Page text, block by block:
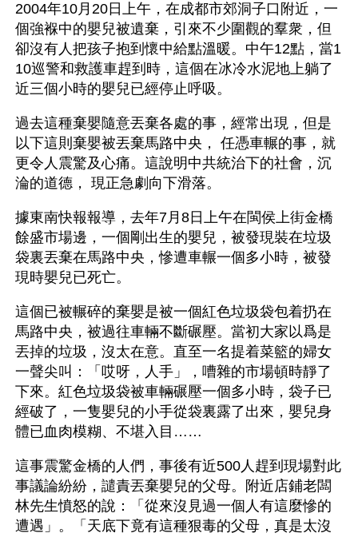
2004年10月20日上午，在成都市郊洞子口附近，一
個強褓中的嬰兒被遺棄，引來不少圍觀的羣衆，但
卻沒有人把孩子抱到懷中給點溫暖。中午12點，當1
10巡警和救護車趕到時，這個在冰冷水泥地上躺了
近三個小時的嬰兒已經停止呼吸。
過去這種棄嬰隨意丟棄各處的事，經常出現，但是
以下這則棄嬰被丟棄馬路中央， 任憑車輾的事，就
更令人震驚及心痛。這說明中共統治下的社會，沉
淪的道德， 現正急劇向下滑落。
據東南快報報導，去年7月8日上午在閩侯上街金橋
餘盛市場邊，一個剛出生的嬰兒，被發現裝在垃圾
袋裏丟棄在馬路中央，慘遭車輾一個多小時，被發
現時嬰兒已死亡。
這個已被輾碎的棄嬰是被一個紅色垃圾袋包着扔在
馬路中央，被過往車輛不斷碾壓。當初大家以爲是
丟掉的垃圾，沒太在意。直至一名提着菜籃的婦女
一聲尖叫：「哎呀，人手」，嘈雜的市場頓時靜了
下來。紅色垃圾袋被車輛碾壓一個多小時，袋子已
經破了，一隻嬰兒的小手從袋裏露了出來，嬰兒身
體已血肉模糊、不堪入目……
這事震驚金橋的人們，事後有近500人趕到現場對此
事議論紛紛，譴責丟棄嬰兒的父母。附近店鋪老闆
林先生憤怒的說：「從來沒見過一個人有這麼慘的
遭遇」。「天底下竟有這種狠毒的父母，真是太沒